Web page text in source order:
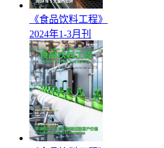
《食品饮料工程》
2024年1-3月刊